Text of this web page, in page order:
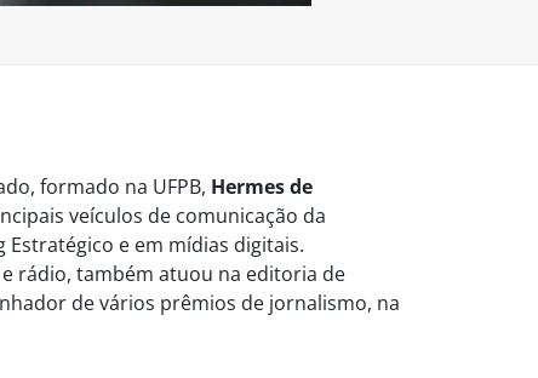
formado na UFPB, Hermes de
veículos de comunicação da
Estratégico e em mídias digitais.
rádio, também atuou na editoria de
de vários prêmios de jornalismo, na